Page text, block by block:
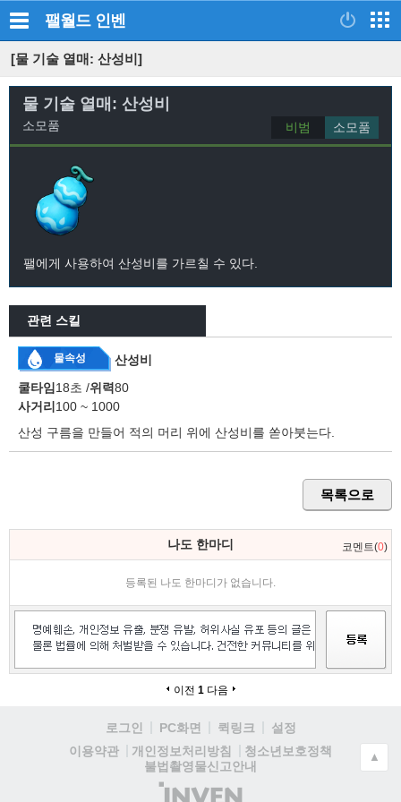
팰월드 인벤
[물 기술 열매: 산성비]
물 기술 열매: 산성비
소모품 비범 소모품
팰에게 사용하여 산성비를 가르칠 수 있다.
관련 스킬
물속성
산성비
쿨타임18초 /위력80
사거리 100 ~ 1000
산성 구름을 만들어 적의 머리 위에 산성비를 쏟아붓는다.
목록으로
나도 한마디 코멘트(0)
등록된 나도 한마디가 없습니다.
이전 1 다음
로그인 PC화면 퀵링크
설정
이용약관
개인정보처리방침
청소년보호정책
불법촬영물신고안내
(주)
▲